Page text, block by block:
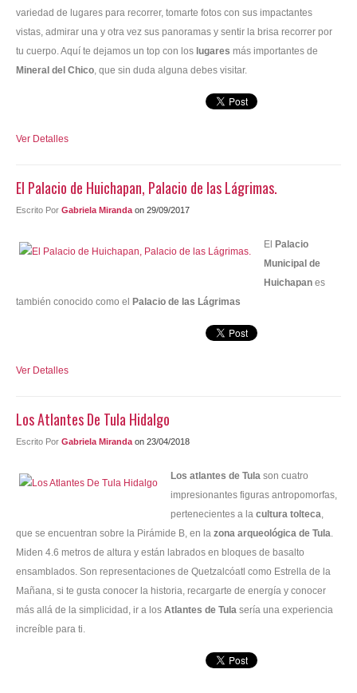
variedad de lugares para recorrer, tomarte fotos con sus impactantes
vistas, admirar una y otra vez sus panoramas y sentir la brisa recorrer por
tu cuerpo. Aquí te dejamos un top con los lugares más importantes de
Mineral del Chico, que sin duda alguna debes visitar.
Ver Detalles
El Palacio de Huichapan, Palacio de las Lágrimas.
Escrito Por Gabriela Miranda on 29/09/2017
El Palacio
Municipal de
Huichapan es
también conocido como el Palacio de las Lágrimas
Ver Detalles
Los Atlantes De Tula Hidalgo
Escrito Por Gabriela Miranda on 23/04/2018
Los atlantes de Tula son cuatro
impresionantes figuras antropomorfas,
pertenecientes a la cultura tolteca,
que se encuentran sobre la Pirámide B, en la zona arqueológica de Tula.
Miden 4.6 metros de altura y están labrados en bloques de basalto
ensamblados. Son representaciones de Quetzalcóatl como Estrella de la
Mañana, si te gusta conocer la historia, recargarte de energía y conocer
más allá de la simplicidad, ir a los Atlantes de Tula sería una experiencia
increíble para ti.